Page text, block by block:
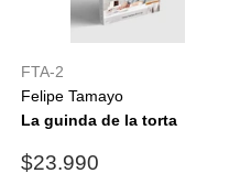
FTA-2
Felipe Tamayo
La guinda de la torta
Precio
$23.990